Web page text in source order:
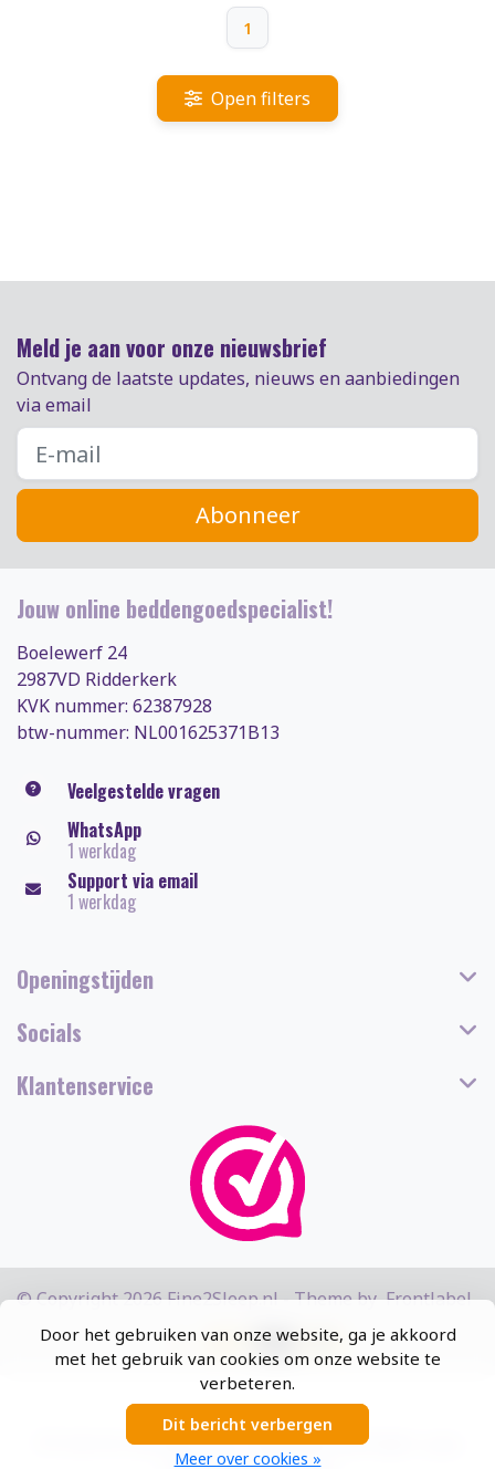
Door het gebruiken van onze website, ga je akkoord
met het gebruik van cookies om onze website te
verbeteren.
Dit bericht verbergen
Meer over cookies »
1
Open filters
Meld je aan voor onze nieuwsbrief
Ontvang de laatste updates, nieuws en aanbiedingen
via email
Abonneer
Jouw online beddengoedspecialist!
Boelewerf 24
2987VD Ridderkerk
KVK nummer: 62387928
btw-nummer: NL001625371B13
Veelgestelde vragen
WhatsApp
1 werkdag
Support via email
1 werkdag
Openingstijden
Socials
Klantenservice
© Copyright 2026 Fine2Sleep.nl - Theme byFrontlabel
sterren op basis van13308beoordelingen.